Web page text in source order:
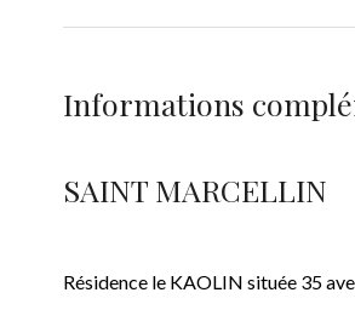
Informations
SAINT MARCELLIN
Résidence le KAOLIN située 35